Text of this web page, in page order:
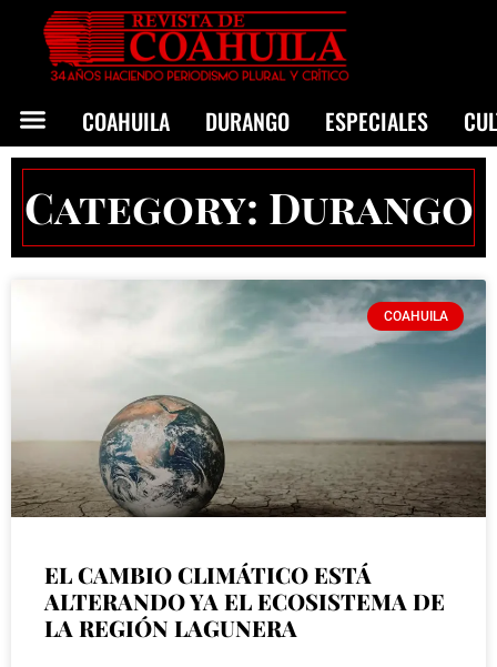
COAHUILA DURANGO ESPECIALES
Category: Durango
COAHUILA
EL CAMBIO CLIMÁTICO ESTÁ
ALTERANDO YA EL ECOSISTEMA DE
LA REGIÓN LAGUNERA